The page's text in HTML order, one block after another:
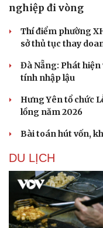
Sức khỏe
Dinh dưỡng - món ngon
Sản phụ khoa
Nam khoa
Làm đẹp - giảm cân
Phòng mạch online
Ăn sạch sống khỏe
nghiệp đi vòng
Thí điểm phường
sở thủ tục thay
Đà Nẵng: Phát
tính nhập lậu
Hưng Yên tổ chức
lồng năm 2026
Bài toán hút vốn,
DU LỊCH